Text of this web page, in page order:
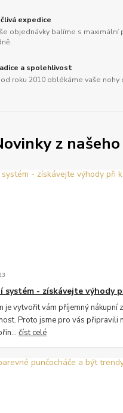
expedice
objednávky balíme s maximální
a spolehlivost
od roku 2010 oblékáme vaše nohy
z
systém - získávejte výhody
je vytvořit vám příjemný nákupní
Proto jsme pro vás připravili
číst celé